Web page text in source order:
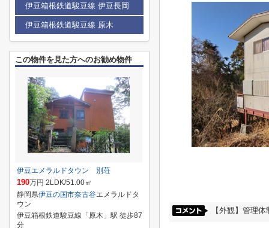
【外観】管理
伊豆箱根鉄道駿豆線 伊豆長岡
伊豆箱根鉄道駿豆線 原木
この物件を見た方へのお勧め物件
伊豆エメラルドタウン 別荘
190万円 2LDK/51.00㎡
静岡県伊豆の国市奈古谷エメラルドタ
ウン
伊豆箱根鉄道駿豆線「原木」駅 徒歩87
分